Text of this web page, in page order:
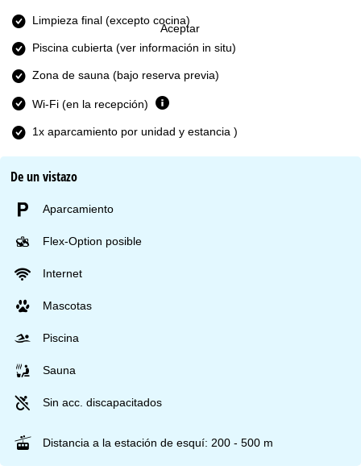
Aceptar
p
a
l
Limpieza final (excepto cocina)
Piscina cubierta (ver información in situ)
Zona de sauna (bajo reserva previa)
Wi-Fi (en la recepción)
1x aparcamiento por unidad y estancia )
De un vistazo
Aparcamiento
Flex-Option posible
Internet
Mascotas
Piscina
Sauna
Sin acc. discapacitados
Distancia a la estación de esquí: 200 - 500 m